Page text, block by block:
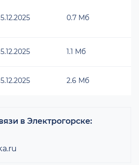
0.7 Мб
1.1 Мб
2.6 Мб
в Электрогорске: